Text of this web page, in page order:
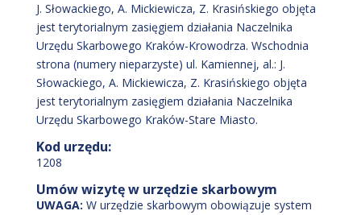
J. Słowackiego, A. Mickiewicza, Z. Krasińskiego objęta
jest terytorialnym zasięgiem działania Naczelnika
Urzędu Skarbowego Kraków-Krowodrza. Wschodnia
strona (numery nieparzyste) ul. Kamiennej, al.: J.
Słowackiego, A. Mickiewicza, Z. Krasińskiego objęta
jest terytorialnym zasięgiem działania Naczelnika
Urzędu Skarbowego Kraków-Stare Miasto.
Kod urzędu:
1208
Umów wizytę w urzędzie skarbowym
UWAGA: W urzędzie skarbowym obowiązuje system